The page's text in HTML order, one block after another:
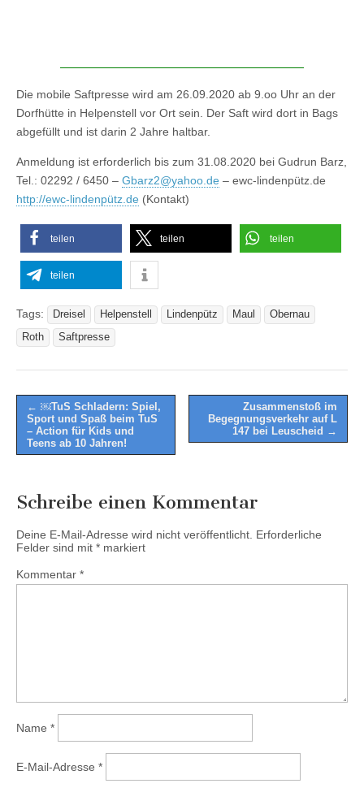
Die mobile Saftpresse wird am 26.09.2020 ab 9.oo Uhr an der
Dorfhütte in Helpenstell vor Ort sein. Der Saft wird dort in Bags
abgefüllt und ist darin 2 Jahre haltbar.
Anmeldung ist erforderlich bis zum 31.08.2020 bei Gudrun Barz,
Tel.: 02292 / 6450 – Gbarz2@yahoo.de – ewc-lindenpütz.de
http://ewc-lindenpütz.de (Kontakt)
teilen teilen teilen
teilen
Tags: Dreisel Helpenstell Lindenpütz Maul
Obernau
Roth
Saftpresse
Post
navigation
← ￼TuS Schladern: Spiel,
Sport und Spaß beim TuS
– Action für Kids und
Teens ab 10 Jahren!
Zusammenstoß im
Begegnungsverkehr auf L
147 bei Leuscheid →
Schreibe einen Kommentar
Deine E-Mail-Adresse wird nicht veröffentlicht. Erforderliche
Felder sind mit * markiert
Kommentar *
Name *
E-Mail-Adresse *